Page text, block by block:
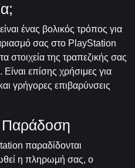
ένας βολικός τρόπος για
σας στο PlayStation
στοιχεία της τραπεζικής σας
επίσης χρήσιμες για
γρήγορες επιβαρύνσεις
παραδίδονται
η πληρωμή σας, ο